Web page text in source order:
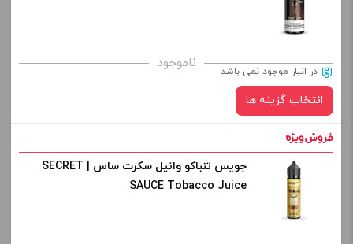
صاف
برای فعال شدن سبد خرید و نمایش قیمت ، گزینه های محصول را
ناموجود در انبار موجود نمی باشد
انتخاب گزینه ها
نیکوتین:
جویس تنباکو وانیل سکرت ساس | SECRET
SAUCE Tobacco Juice